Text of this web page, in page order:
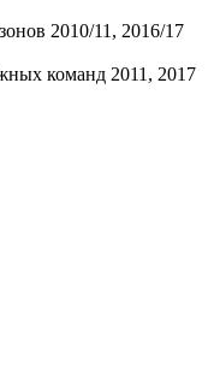
2010/11, 2016/17
команд 2011, 2017